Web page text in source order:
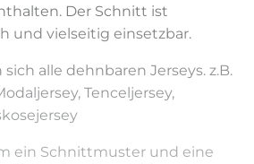
Der Schnitt ist
und vielseitig einsetzbar.
alle dehnbaren Jerseys. z.B.
Tenceljersey,
ein Schnittmuster und eine